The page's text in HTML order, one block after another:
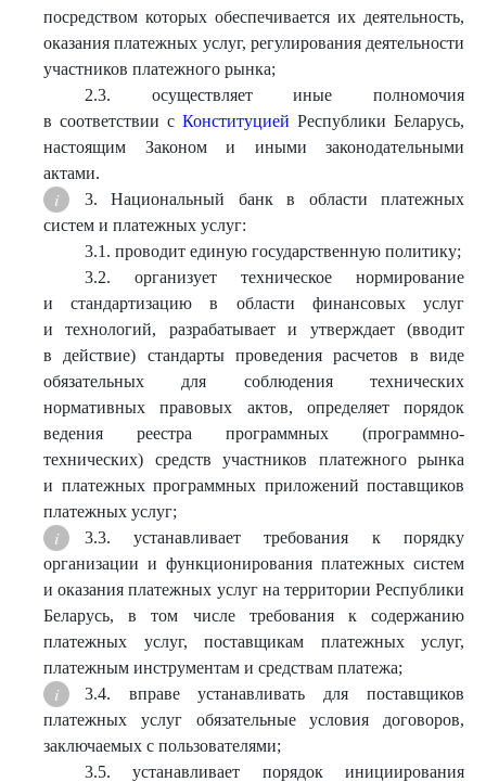
посредством которых обеспечивается их деятельность,
оказания платежных услуг, регулирования деятельности
участников платежного рынка;
2.3. осуществляет иные полномочия
в соответствии с Конституцией Республики Беларусь,
настоящим Законом и иными законодательными
актами.
3. Национальный банк в области платежных
систем и платежных услуг:
3.1. проводит единую государственную политику;
3.2. организует техническое нормирование
и стандартизацию в области финансовых услуг
и технологий, разрабатывает и утверждает (вводит
в действие) стандарты проведения расчетов в виде
обязательных для соблюдения технических
нормативных правовых актов, определяет порядок
ведения реестра программных (программно-
технических) средств участников платежного рынка
и платежных программных приложений поставщиков
платежных услуг;
3.3. устанавливает требования к порядку
организации и функционирования платежных систем
и оказания платежных услуг на территории Республики
Беларусь, в том числе требования к содержанию
платежных услуг, поставщикам платежных услуг,
платежным инструментам и средствам платежа;
3.4. вправе устанавливать для поставщиков
платежных услуг обязательные условия договоров,
заключаемых с пользователями;
3.5. устанавливает порядок инициирования